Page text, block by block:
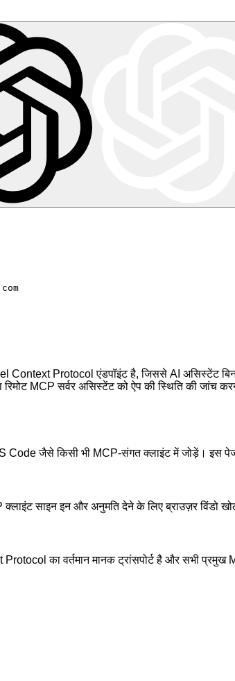
Context Protocol एंडपॉइंट है, जिससे AI असिस्टेंट
MCP सर्वर असिस्टेंट को ऐप की स्थिति की जांच
जैसे किसी भी MCP-संगत क्लाइंट में जोड़ें। इस
साइन इन और अनुमति देने के लिए ब्राउज़र विंडो
का वर्तमान मानक ट्रांसपोर्ट है और सभी प्रमुख